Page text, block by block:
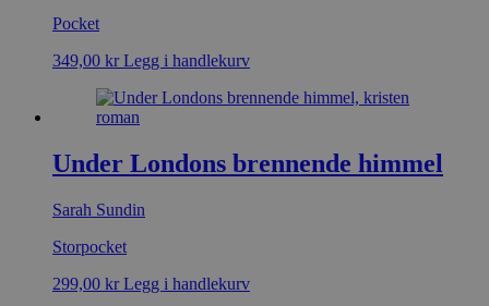
Pocket
349,00 kr Legg i handlekurv
Under Londons brennende himmel
Sarah Sundin
Storpocket
299,00 kr Legg i handlekurv